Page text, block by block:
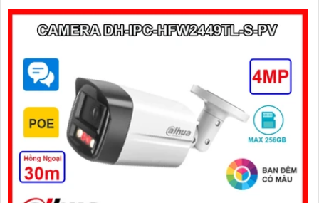
kịp thời